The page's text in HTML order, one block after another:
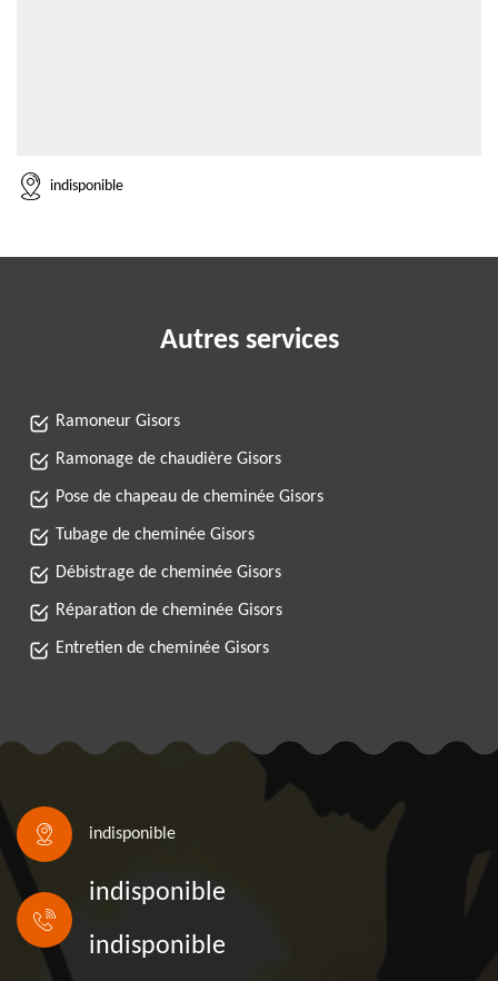
indisponible
Autres services
Ramoneur Gisors
Ramonage de chaudière Gisors
Pose de chapeau de cheminée Gisors
Tubage de cheminée Gisors
Débistrage de cheminée Gisors
Réparation de cheminée Gisors
Entretien de cheminée Gisors
indisponible
indisponible
indisponible